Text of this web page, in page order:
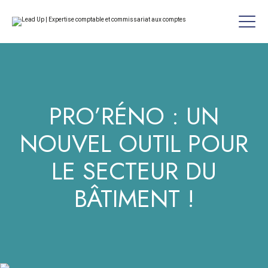
PRO’RÉNO : UN
NOUVEL OUTIL POUR
LE SECTEUR DU
BÂTIMENT !